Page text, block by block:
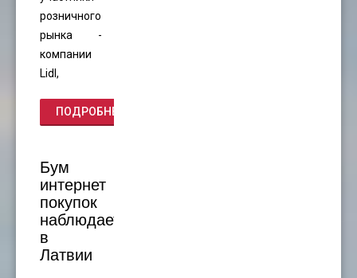
розничного
рынка -
компании
Lidl,
ПОДРОБНЕЕ...
Бум
интернет
покупок
наблюдается
в
Латвии